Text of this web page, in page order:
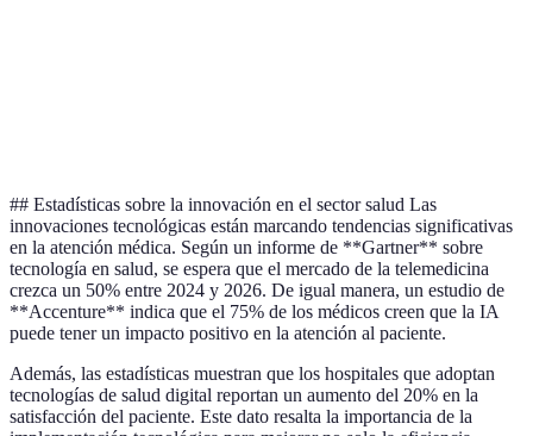
## Estadísticas sobre la innovación en el sector salud Las
innovaciones tecnológicas están marcando tendencias significativas
en la atención médica. Según un informe de **Gartner** sobre
tecnología en salud, se espera que el mercado de la telemedicina
crezca un 50% entre 2024 y 2026. De igual manera, un estudio de
**Accenture** indica que el 75% de los médicos creen que la IA
puede tener un impacto positivo en la atención al paciente.
Además, las estadísticas muestran que los hospitales que adoptan
tecnologías de salud digital reportan un aumento del 20% en la
satisfacción del paciente. Este dato resalta la importancia de la